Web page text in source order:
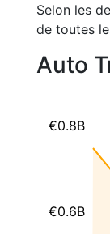
Selon les
de toutes
Auto
€0.6B
€0.8B